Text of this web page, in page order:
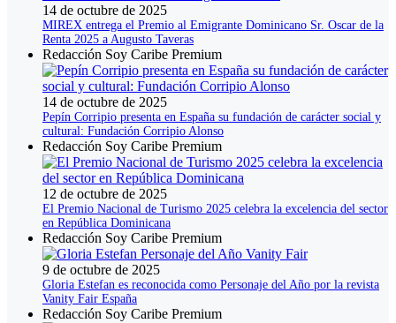
14 de octubre de 2025
MIREX entrega el Premio al Emigrante Dominicano Sr. Oscar de la
Renta 2025 a Augusto Taveras
Redacción Soy Caribe Premium
14 de octubre de 2025
Pepín Corripio presenta en España su fundación de carácter social y
cultural: Fundación Corripio Alonso
Redacción Soy Caribe Premium
12 de octubre de 2025
El Premio Nacional de Turismo 2025 celebra la excelencia del sector
en República Dominicana
Redacción Soy Caribe Premium
9 de octubre de 2025
Gloria Estefan es reconocida como Personaje del Año por la revista
Vanity Fair España
Redacción Soy Caribe Premium